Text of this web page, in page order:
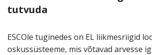
tutvuda
ESCOle tuginedes on EL liikmesriigid
oskussüsteeme, mis võtavad arvesse